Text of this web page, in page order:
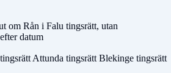
om Rån i Falu tingsrätt, utan
datum
Attunda tingsrätt Blekinge tingsrätt